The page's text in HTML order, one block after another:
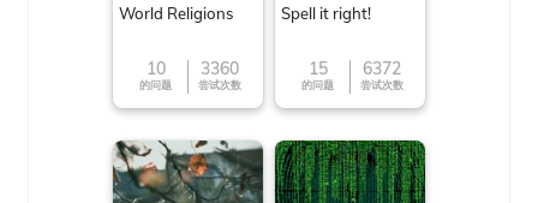
World Religions
10
的问题
3360
尝试次数
Spell it right!
15
的问题
6372
尝试次数